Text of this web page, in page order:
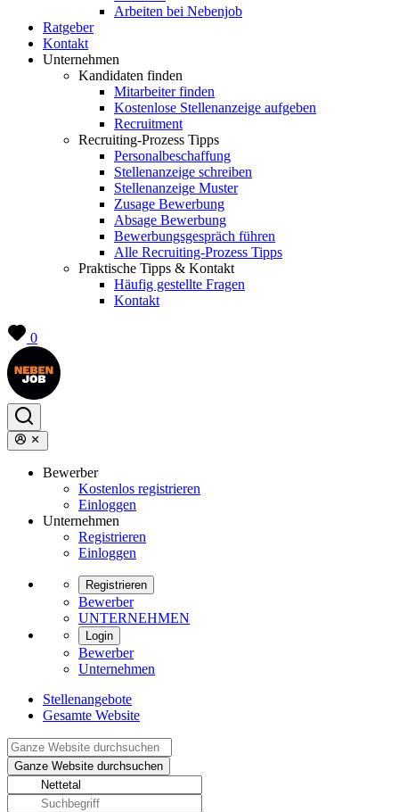
Arbeiten bei Nebenjob
Ratgeber
Kontakt
Unternehmen
Kandidaten finden
Mitarbeiter finden
Kostenlose Stellenanzeige aufgeben
Recruitment
Recruiting-Prozess Tipps
Personalbeschaffung
Stellenanzeige schreiben
Stellenanzeige Muster
Zusage Bewerbung
Absage Bewerbung
Bewerbungsgespräch führen
Alle Recruiting-Prozess Tipps
Praktische Tipps & Kontakt
Häufig gestellte Fragen
Kontakt
0
Bewerber
Kostenlos registrieren
Einloggen
Unternehmen
Registrieren
Einloggen
Registrieren
Bewerber
UNTERNEHMEN
Login
Bewerber
Unternehmen
Stellenangebote
Gesamte Website